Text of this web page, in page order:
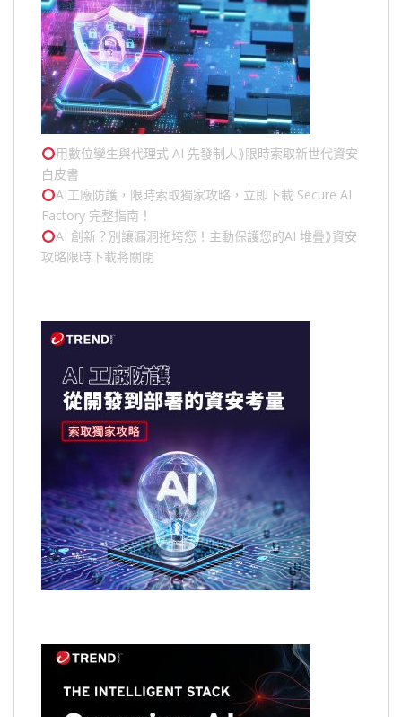
用數位孿生與代理式 AI 先發制人⟫限時索取新世代資安
白皮書
AI工廠防護，限時索取獨家攻略，立即下載 Secure AI
Factory 完整指南！
AI 創新？別讓漏洞拖垮您！主動保護您的AI 堆疊⟫資安
攻略限時下載將關閉